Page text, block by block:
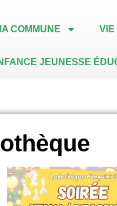
COMMUNE VIE
JEUNESSE